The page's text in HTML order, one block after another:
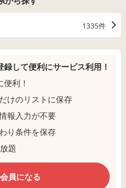
1335件
録して便利にサービス利用！
利！
けのリストに保存
報入力が不要
り条件を保存
題
員になる